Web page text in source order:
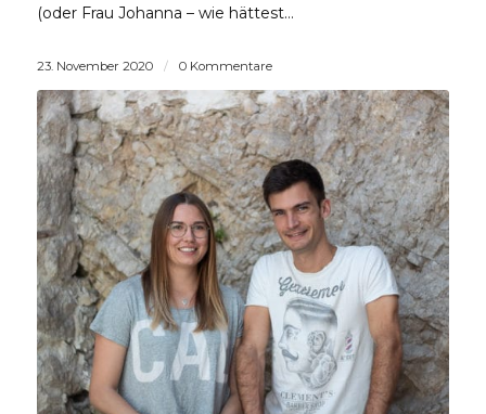
(oder Frau Johanna – wie hättest…
23. November 2020 / 0 Kommentare